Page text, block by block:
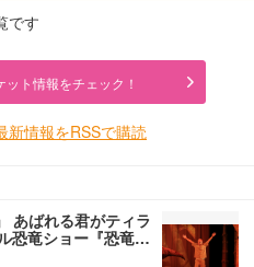
です
ト情報をチェック！
新情報をRSSで購読
あばれる君がティラ
恐竜ショー『恐竜…